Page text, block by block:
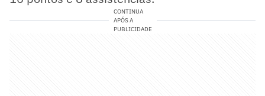
CONTINUA
APÓS A
PUBLICIDADE